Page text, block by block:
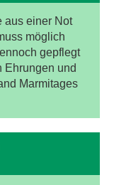
aus einer Not
möglich
gepflegt
Ehrungen und
Marmitages